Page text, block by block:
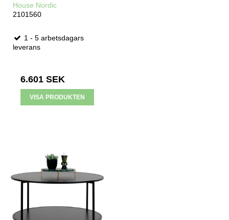
House Nordic
2101560
1 - 5 arbetsdagars
leverans
6.601 SEK
VISA PRODUKTEN